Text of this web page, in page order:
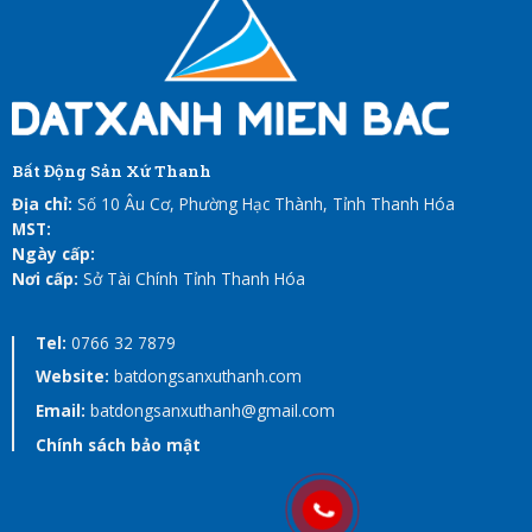
Bất Động Sản Xứ Thanh
Địa chỉ: Số 10 Âu Cơ, Phường Hạc Thành, Tỉnh Thanh Hóa
MST:
Ngày cấp:
Nơi cấp: Sở Tài Chính Tỉnh Thanh Hóa
Tel: 0766 32 7879
Website: batdongsanxuthanh.com
Email: batdongsanxuthanh@gmail.com
Chính sách bảo mật